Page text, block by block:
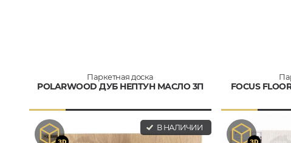
Паркетная доска
POLARWOOD ДУБ НЕПТУН МАСЛО 3П
В НАЛИЧИИ
FOCUS